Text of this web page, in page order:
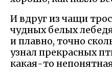
И вдруг из чащи
чудных белых
и плавно, точно
узнал прекрасных
какая-то